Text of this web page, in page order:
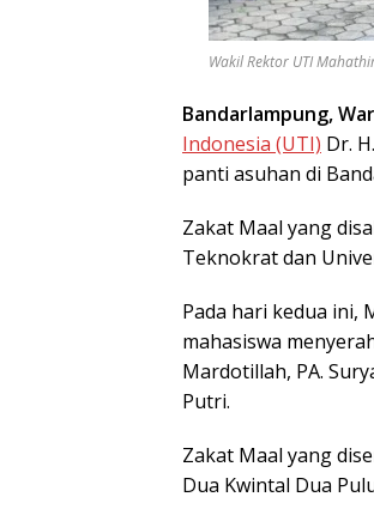
Wakil Rektor UTI
Bandarlampung,
Indonesia (UTI) Dr.
panti asuhan di
Zakat Maal yang
Teknokrat dan
Pada hari kedua ini,
mahasiswa
Mardotillah, PA.
Putri.
Zakat Maal yang
Dua Kwintal Dua